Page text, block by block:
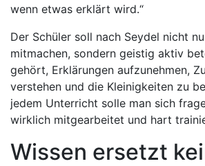
wenn etwas erklärt wird.“
Der Schüler soll nach Seydel nicht
mitmachen, sondern geistig aktiv
gehört, Erklärungen aufzunehmen,
verstehen und die Kleinigkeiten zu
jedem Unterricht solle man sich
wirklich mitgearbeitet und hart
Wissen ersetzt